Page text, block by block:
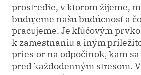
prostredie, v ktorom žijeme,
budujeme našu budúcnosť a
pracujeme. Je kľúčovým
k zamestnaniu a iným
priestor na odpočinok, kam
pred každodenným stresom.